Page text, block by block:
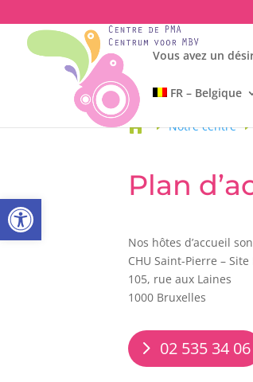
Ouvrir la barre d’outils
Vous avez un
FR – Belgique
 Notre centre
Plan
Nos hôtes d’accueil
CHU Saint-Pierre –
105, rue aux Laines
1000 Bruxelles
02 535 34 06